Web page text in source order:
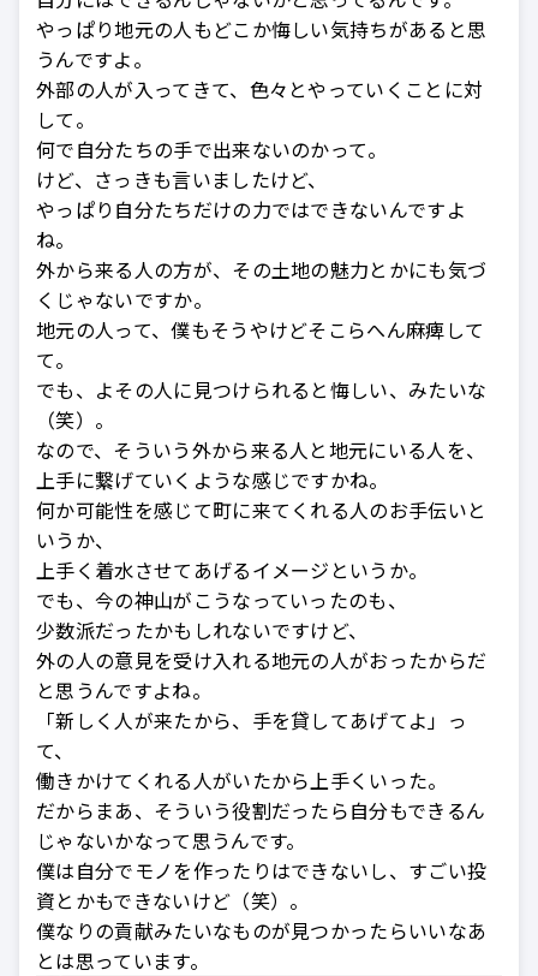
やっぱり地元の人もどこか悔しい気持ちがあると思
うんですよ。
外部の人が入ってきて、色々とやっていくことに対
して。
何で自分たちの手で出来ないのかって。
けど、さっきも言いましたけど、
やっぱり自分たちだけの力ではできないんですよ
ね。
外から来る人の方が、その土地の魅力とかにも気づ
くじゃないですか。
地元の人って、僕もそうやけどそこらへん麻痺して
て。
でも、よその人に見つけられると悔しい、みたいな
（笑）。
なので、そういう外から来る人と地元にいる人を、
上手に繋げていくような感じですかね。
何か可能性を感じて町に来てくれる人のお手伝いと
いうか、
上手く着水させてあげるイメージというか。
でも、今の神山がこうなっていったのも、
少数派だったかもしれないですけど、
外の人の意見を受け入れる地元の人がおったからだ
と思うんですよね。
「新しく人が来たから、手を貸してあげてよ」っ
て、
働きかけてくれる人がいたから上手くいった。
だからまあ、そういう役割だったら自分もできるん
じゃないかなって思うんです。
僕は自分でモノを作ったりはできないし、すごい投
資とかもできないけど（笑）。
僕なりの貢献みたいなものが見つかったらいいなあ
とは思っています。